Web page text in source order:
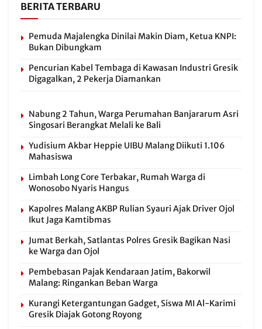
BERITA TERBARU
Pemuda Majalengka Dinilai Makin Diam, Ketua KNPI:
Bukan Dibungkam
Pencurian Kabel Tembaga di Kawasan Industri Gresik
Digagalkan, 2 Pekerja Diamankan
Nabung 2 Tahun, Warga Perumahan Banjararum Asri
Singosari Berangkat Melali ke Bali
Yudisium Akbar Heppie UIBU Malang Diikuti 1.106
Mahasiswa
Limbah Long Core Terbakar, Rumah Warga di
Wonosobo Nyaris Hangus
Kapolres Malang AKBP Rulian Syauri Ajak Driver Ojol
Ikut Jaga Kamtibmas
Jumat Berkah, Satlantas Polres Gresik Bagikan Nasi
ke Warga dan Ojol
Pembebasan Pajak Kendaraan Jatim, Bakorwil
Malang: Ringankan Beban Warga
Kurangi Ketergantungan Gadget, Siswa MI Al-Karimi
Gresik Diajak Gotong Royong